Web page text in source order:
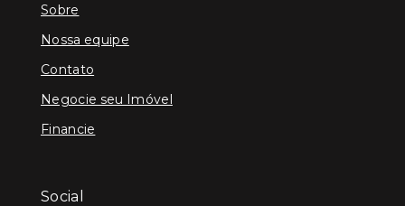
Sobre
Nossa equipe
Contato
Negocie seu Imóvel
Financie
Social